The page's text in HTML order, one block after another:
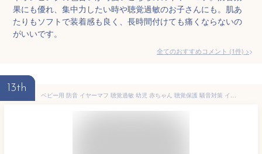
果にも優れ、集中力したい時や聴覚過敏のお子さんにも。肌あ
たりもソフトで装着感も良く、長時間付けても痛くならないの
がいいです。
全てのおすすめコメント (1件) >
13th
ベビー用 防音 イヤーマフ 聴覚過敏 幼児 赤ちゃん 聴覚保護 騒音対策 イヤープロテクター 耳当て 新生児 イベント 旅行 ヘッドホン 花火大会 子供用 自閉症 勉強 読書 仕事 軽量 送料無料